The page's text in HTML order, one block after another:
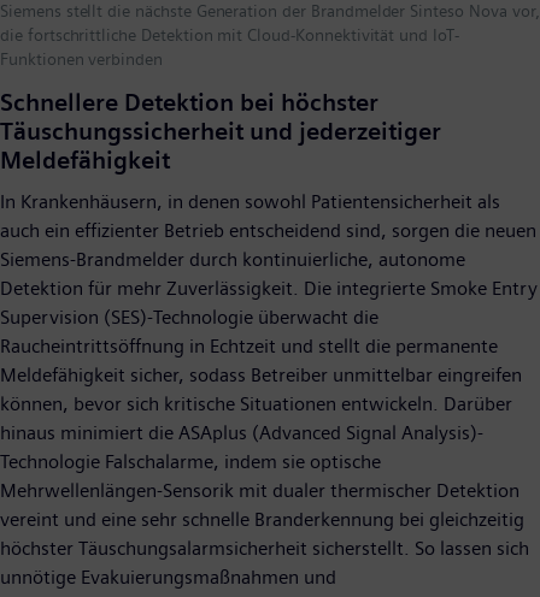
Siemens stellt die nächste Generation der Brandmelder Sinteso Nova vor,
die fortschrittliche Detektion mit Cloud-Konnektivität und IoT-
Funktionen verbinden
Schnellere Detektion bei höchster
Täuschungssicherheit und jederzeitiger
Meldefähigkeit
In Krankenhäusern, in denen sowohl Patientensicherheit als
auch ein effizienter Betrieb entscheidend sind, sorgen die neuen
Siemens-Brandmelder durch kontinuierliche, autonome
Detektion für mehr Zuverlässigkeit. Die integrierte Smoke Entry
Supervision (SES)-Technologie überwacht die
Raucheintrittsöffnung in Echtzeit und stellt die permanente
Meldefähigkeit sicher, sodass Betreiber unmittelbar eingreifen
können, bevor sich kritische Situationen entwickeln. Darüber
hinaus minimiert die ASAplus (Advanced Signal Analysis)-
Technologie Falschalarme, indem sie optische
Mehrwellenlängen-Sensorik mit dualer thermischer Detektion
vereint und eine sehr schnelle Branderkennung bei gleichzeitig
höchster Täuschungsalarmsicherheit sicherstellt. So lassen sich
unnötige Evakuierungsmaßnahmen und